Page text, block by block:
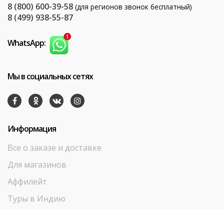
8 (800) 600-39-58 (для регионов звонок бесплатный)
8 (499) 938-55-87
WhatsApp:
Мы в социальных сетях
Информация
Все о заказе и доставке
Для магазинов
Аффилейт
Туры в Индию